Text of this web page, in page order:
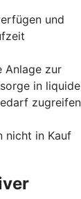
und
Anlage zur
in liquide
zugreifen
nicht in Kauf